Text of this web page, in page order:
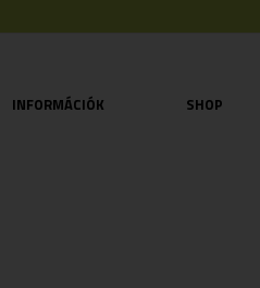
INFORMÁCIÓK SHOP